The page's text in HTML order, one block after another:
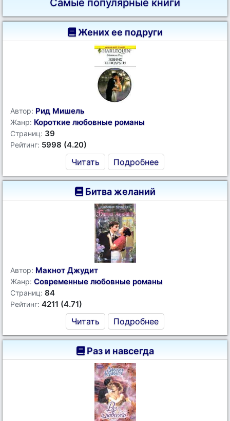
Самые популярные книги
Жених ее подруги
Автор: Рид Мишель
Жанр: Короткие любовные романы
Страниц: 39
Рейтинг: 5998 (4.20)
Читать Подробнее
Битва желаний
Автор: Макнот Джудит
Жанр: Современные любовные романы
Страниц: 84
Рейтинг: 4211 (4.71)
Читать Подробнее
Раз и навсегда